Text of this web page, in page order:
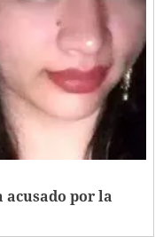
por la